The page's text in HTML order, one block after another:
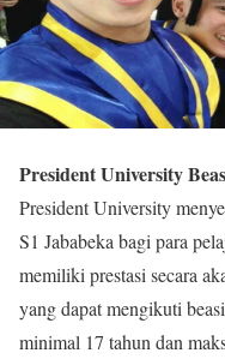
President University
President University
S1 Jababeka bagi para
memiliki prestasi secara
yang dapat mengikuti
minimal 17 tahun dan